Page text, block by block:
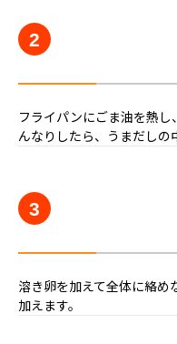
2
フライパンにごま油を熱
んなりしたら、うまだしの
3
溶き卵を加えて全体に絡め
加えます。